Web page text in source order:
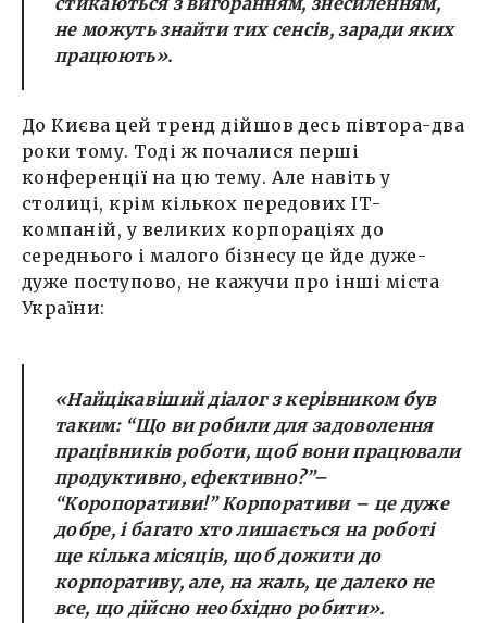
не можуть знайти тих сенсів, заради яких
працюють».
До Києва цей тренд дійшов десь півтора-два
роки тому. Тоді ж почалися перші
конференції на цю тему. Але навіть у
столиці, крім кількох передових ІТ-
компаній, у великих корпораціях до
середнього і малого бізнесу це йде дуже-
дуже поступово, не кажучи про інші міста
України:
«Найцікавіший діалог з керівником був
таким: “Що ви робили для задоволення
працівників роботи, щоб вони працювали
продуктивно, ефективно?”–
“Коропоративи!” Корпоративи – це дуже
добре, і багато хто лишається на роботі
ще кілька місяців, щоб дожити до
корпоративу, але, на жаль, це далеко не
все, що дійсно необхідно робити».